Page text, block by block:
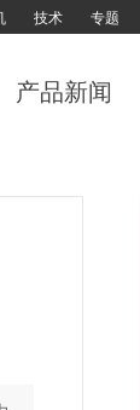
技术 专题
产品新闻